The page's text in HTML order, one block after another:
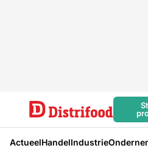
ActueelHandelIndustrie